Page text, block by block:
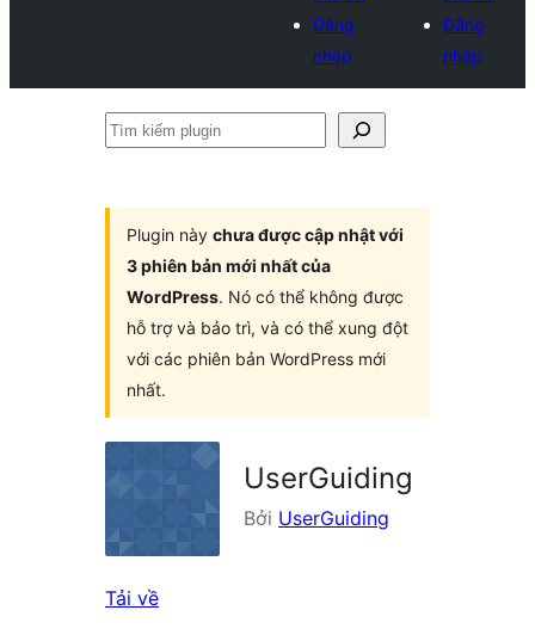
Đăng
nhập
Đăng
nhập
Tìm
Plugin này chưa được cập nhật với
3 phiên bản mới nhất của
WordPress. Nó có thể không được
hỗ trợ và bảo trì, và có thể xung đột
với các phiên bản WordPress mới
nhất.
UserGuiding
Bởi UserGuiding
Tải về